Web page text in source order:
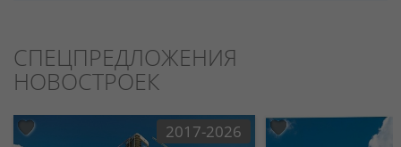
СПЕЦПРЕДЛОЖЕНИЯ
НОВОСТРОЕК
2017-2026